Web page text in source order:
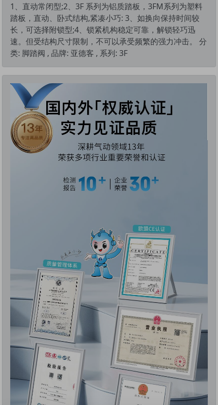
1、直动常闭型;2、3F 系列为铝质踏板，3FM系列为塑料
踏板，直动、卧式结构,紧凑小巧: 3、如换向保持时间较
长，可选择附锁型;4、锁紧机构稳定可靠，解锁轻巧迅
速。但受结构尺寸限制，不可以承受频繁的强力冲击。 分
类: 脚踏阀 , 品牌: 亚德客 , 系列: 3F